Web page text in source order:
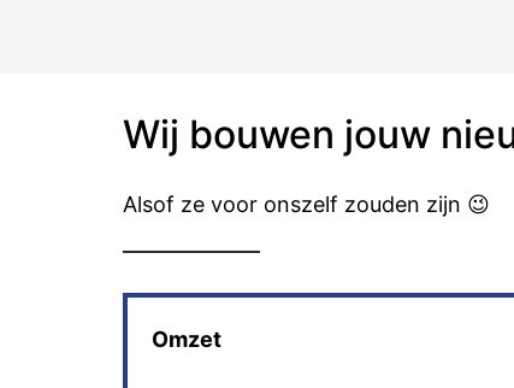
Wij bouwen jouw
Alsof ze voor onszelf zouden zijn 😉
Omzet